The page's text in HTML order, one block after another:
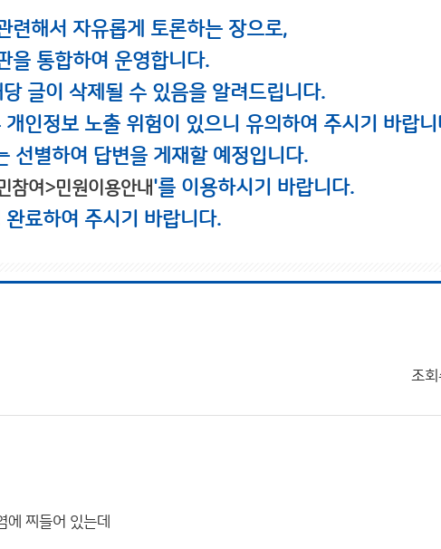
련해서 자유롭게 토론하는 장으로,
을 통합하여 운영합니다.
글이 삭제될 수 있음을 알려드립니다.
인정보 노출 위험이 있으니 유의하여 주시기 바랍니
선별하여 답변을 게재할 예정입니다.
참여>민원이용안내'를 이용하시기 바랍니다.
료하여 주시기 바랍니다.
조회
찌들어 있는데